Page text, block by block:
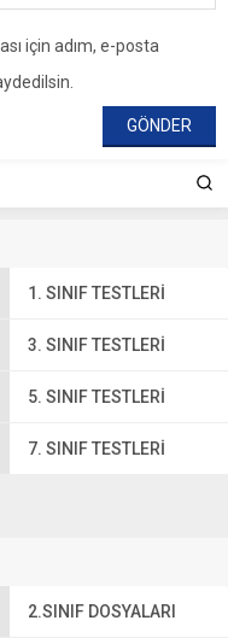
1. SINIF TESTLERI
3. SINIF TESTLERI
5. SINIF TESTLERI
7. SINIF TESTLERI
2.SINIF DOSYALARI
için adım, e-posta